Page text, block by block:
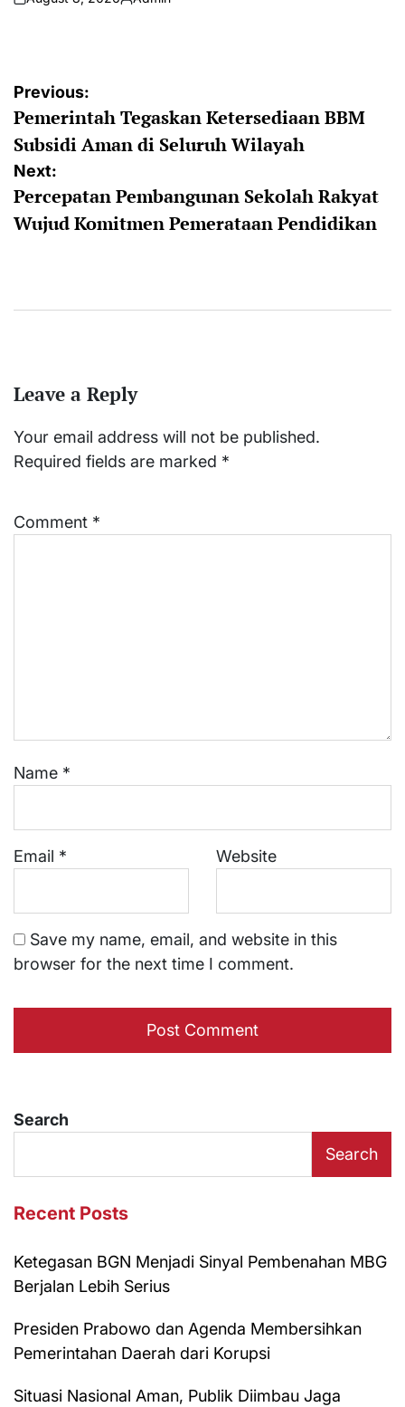
on
Posted
Post
navigation
Previous:
Pemerintah Tegaskan Ketersediaan BBM
Subsidi Aman di Seluruh Wilayah
Next:
Percepatan Pembangunan Sekolah Rakyat
Wujud Komitmen Pemerataan Pendidikan
Leave a Reply
Your email address will not be published.
Required fields are marked *
Comment *
Name *
Email * Website
Save my name, email, and website in this
browser for the next time I comment.
Search
Search
Recent Posts
Ketegasan BGN Menjadi Sinyal Pembenahan MBG
Berjalan Lebih Serius
Presiden Prabowo dan Agenda Membersihkan
Pemerintahan Daerah dari Korupsi
Situasi Nasional Aman, Publik Diimbau Jaga